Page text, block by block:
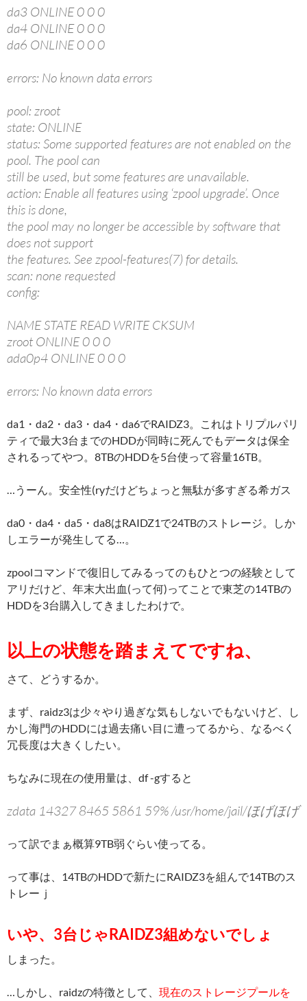
da3 ONLINE 0 0 0
da4 ONLINE 0 0 0
da6 ONLINE 0 0 0
errors: No known data errors
pool: zroot
state: ONLINE
status: Some supported features are not enabled on the
pool. The pool can
still be used, but some features are unavailable.
action: Enable all features using ‘zpool upgrade’. Once
this is done,
the pool may no longer be accessible by software that
does not support
the features. See zpool-features(7) for details.
scan: none requested
config:
NAME STATE READ WRITE CKSUM
zroot ONLINE 0 0 0
ada0p4 ONLINE 0 0 0
errors: No known data errors
da1・da2・da3・da4・da6でRAIDZ3。これはトリプルパリ
ティで最大3台までのHDDが同時に死んでもデータは保全
されるってやつ。8TBのHDDを5台使って容量16TB。
…うーん。安全性(ryだけどちょっと無駄が多すぎる希ガス
da0・da4・da5・da8はRAIDZ1で24TBのストレージ。しか
しエラーが発生してる…。
zpoolコマンドで復旧してみるってのもひとつの経験として
アリだけど、年末大出血(って何)ってことで東芝の14TBの
HDDを3台購入してきましたわけで。
以上の状態を踏まえてですね、
さて、どうするか。
まず、raidz3は少々やり過ぎな気もしないでもないけど、し
かし海門のHDDには過去痛い目に遭ってるから、なるべく
冗長度は大きくしたい。
ちなみに現在の使用量は、df -gすると
zdata 14327 8465 5861 59% /usr/home/jail/ほげほげ
って訳でまぁ概算9TB弱ぐらい使ってる。
って事は、14TBのHDDで新たにRAIDZ3を組んで14TBのス
トレーｊ
いや、3台じゃRAIDZ3組めないでしょ
しまった。
…しかし、raidzの特徴として、 現在のストレージプールを